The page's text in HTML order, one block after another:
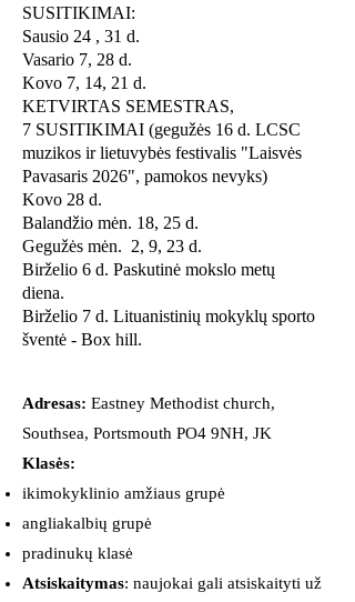
SUSITIKIMAI:
Sausio 24 , 31 d.
Vasario 7, 28 d.
Kovo 7, 14, 21 d.
KETVIRTAS SEMESTRAS,
7 SUSITIKIMAI (gegužės 16 d. LCSC
muzikos ir lietuvybės festivalis "Laisvės
Pavasaris 2026", pamokos nevyks)
Kovo 28 d.
Balandžio mėn. 18, 25 d.
Gegužės mėn. 2, 9, 23 d.
Birželio 6 d. Paskutinė mokslo metų
diena.
Birželio 7 d. Lituanistinių mokyklų sporto
šventė - Box hill.
Adresas: Eastney Methodist church,
Southsea, Portsmouth PO4 9NH, JK
Klasės:
ikimokyklinio amžiaus grupė
angliakalbių grupė
pradinukų klasė
Atsiskaitymas: naujokai gali atsiskaityti už